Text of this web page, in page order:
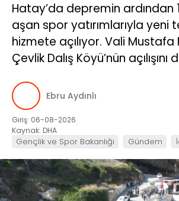
Hatay’da depremin ardından
aşan spor yatırımlarıyla yeni
hizmete açılıyor. Vali Mustafa
Çevlik Dalış Köyü’nün açılışını
Ebru Aydınlı
Giriş: 06-08-2026
Kaynak: DHA
Gençlik ve Spor Bakanlığı Gündem